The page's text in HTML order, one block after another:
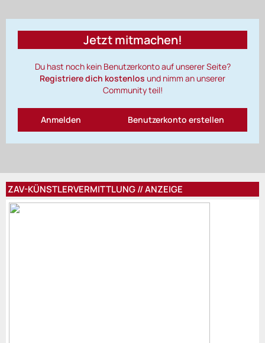
Jetzt mitmachen!
Du hast noch kein Benutzerkonto auf unserer Seite?
Registriere dich kostenlos und nimm an unserer
Community teil!
Benutzerkonto erstellen
Anmelden
ZAV-KÜNSTLERVERMITTLUNG // ANZEIGE